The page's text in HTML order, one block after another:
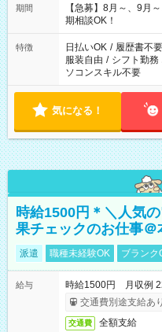
期間
【急募】8月～、9
期相談OK！
特徴 日払いOK / 履歴書不要
服装自由 / シフト勤務
ソコンスキル不要
気になる！
時給1500円＊＼人気
果チェックのお仕事＠
派遣 職種未経験OK ブランク
給与
時給1500円 月収例
交通費別途支給あり
交通費 全額支給